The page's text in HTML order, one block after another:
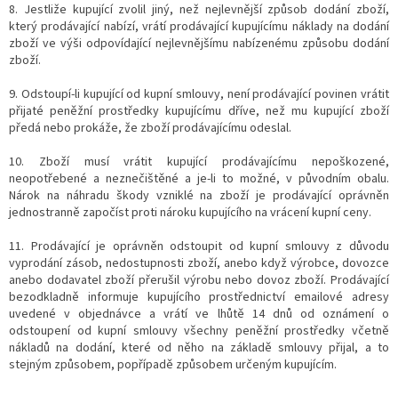
8. Jestliže kupující zvolil jiný, než nejlevnější způsob dodání zboží,
který prodávající nabízí, vrátí prodávající kupujícímu náklady na dodání
zboží ve výši odpovídající nejlevnějšímu nabízenému způsobu dodání
zboží.
9. Odstoupí-li kupující od kupní smlouvy, není prodávající povinen vrátit
přijaté peněžní prostředky kupujícímu dříve, než mu kupující zboží
předá nebo prokáže, že zboží prodávajícímu odeslal.
10. Zboží musí vrátit kupující prodávajícímu nepoškozené,
neopotřebené a neznečištěné a je-li to možné, v původním obalu.
Nárok na náhradu škody vzniklé na zboží je prodávající oprávněn
jednostranně započíst proti nároku kupujícího na vrácení kupní ceny.
11. Prodávající je oprávněn odstoupit od kupní smlouvy z důvodu
vyprodání zásob, nedostupnosti zboží, anebo když výrobce, dovozce
anebo dodavatel zboží přerušil výrobu nebo dovoz zboží. Prodávající
bezodkladně informuje kupujícího prostřednictví emailové adresy
uvedené v objednávce a vrátí ve lhůtě 14 dnů od oznámení o
odstoupení od kupní smlouvy všechny peněžní prostředky včetně
nákladů na dodání, které od něho na základě smlouvy přijal, a to
stejným způsobem, popřípadě způsobem určeným kupujícím.